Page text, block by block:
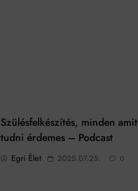
Szülésfelkészítés, minden amit
tudni érdemes – Podcast
Egri Élet 2025.07.25. 0